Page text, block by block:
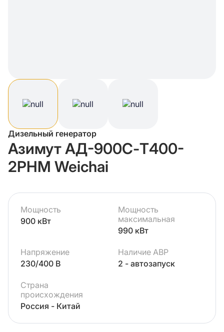
Дизельный генератор
Азимут АД-900С-Т400-
2РНМ Weichai
Мощность
900 кВт
Мощность
максимальная
990 кВт
Напряжение
230/400 В
Наличие АВР
2 - автозапуск
Страна
происхождения
Россия - Китай